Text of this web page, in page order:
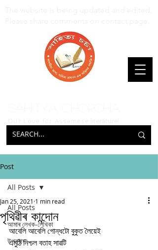
Post
All Posts
আমাৰ লেখক-লেখিকা
উপন্যাস
All Posts
পৃথিৱীৰ কান্দোন
Jan 25, 2021 1 min read
আবেলি আবেলি গোন্ধটো বুকুত লৈয়েই
এমুঠি নিশ্চল বতাহ সাৱটি